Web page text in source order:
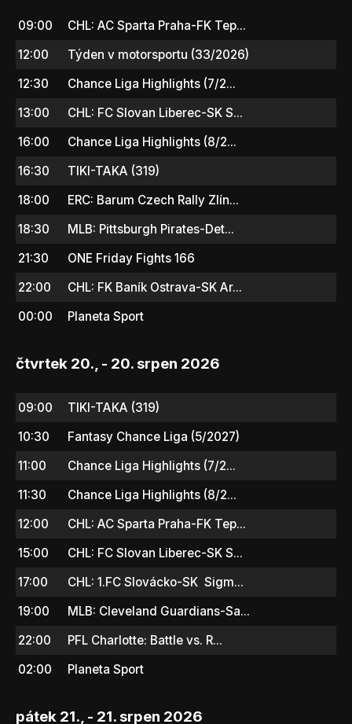
09:00
CHL: AC Sparta Praha-FK Tep...
12:00
Týden v motorsportu (33/2026)
12:30
Chance Liga Highlights (7/2...
13:00
CHL: FC Slovan Liberec-SK S...
16:00
Chance Liga Highlights (8/2...
16:30
TIKI-TAKA (319)
18:00
ERC: Barum Czech Rally Zlín...
18:30
MLB: Pittsburgh Pirates-Det...
21:30
ONE Friday Fights 166
22:00
CHL: FK Baník Ostrava-SK Ar...
00:00
Planeta Sport
čtvrtek 20., - 20. srpen 2026
09:00
TIKI-TAKA (319)
10:30
Fantasy Chance Liga (5/2027)
11:00
Chance Liga Highlights (7/2...
11:30
Chance Liga Highlights (8/2...
12:00
CHL: AC Sparta Praha-FK Tep...
15:00
CHL: FC Slovan Liberec-SK S...
17:00
CHL: 1.FC Slovácko-SK Sigm...
19:00
MLB: Cleveland Guardians-Sa...
22:00
PFL Charlotte: Battle vs. R...
02:00
Planeta Sport
pátek 21., - 21. srpen 2026